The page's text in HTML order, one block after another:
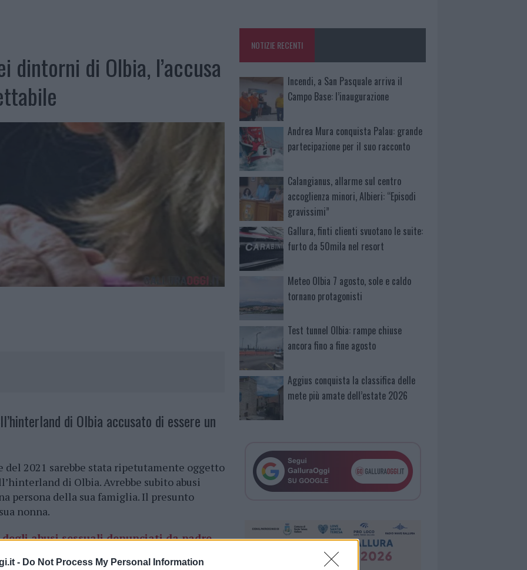
- Do Not Process My Personal Information
dintorni di Olbia, l’accusa
di Olbia accusato di essere un
del 2021 sarebbe stata ripetutamente oggetto
di Olbia. Avrebbe subito abusi
persona della sua famiglia. Il presunto
nonna.
abusi sessuali denunciati da padre
NOTIZIE RECENTI
Incendi, a San Pasquale arriva il
Campo Base: l’inaugurazione
Andrea Mura conquista Palau: grande
partecipazione per il suo racconto
Calangianus, allarme sul centro
accoglienza minori, Albieri: “Episodi
gravissimi”
Gallura, finti clienti svuotano le suite:
furto da 50mila nel resort
Meteo Olbia 7 agosto, sole e caldo
tornano protagonisti
Test tunnel Olbia: rampe chiuse
ancora fino a fine agosto
Aggius conquista la classifica delle
mete più amate dell’estate 2026